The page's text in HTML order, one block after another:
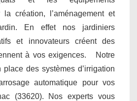
la création, l’aménagement et
En effet nos jardiniers
et innovateurs créent des
à vos exigences. Notre
des systèmes d’irrigation
automatique pour vos
(33620). Nos experts vous